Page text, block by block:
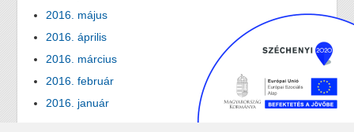
2016. május
2016. április
2016. március
2016. február
2016. január